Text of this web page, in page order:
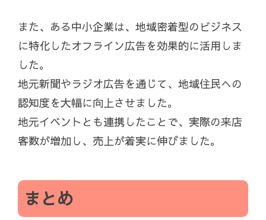
また、ある中小企業は、地域密着型のビジネス
に特化したオフライン広告を効果的に活用しま
した。
地元新聞やラジオ広告を通じて、地域住民への
認知度を大幅に向上させました。
地元イベントとも連携したことで、実際の来店
客数が増加し、売上が着実に伸びました。
まとめ